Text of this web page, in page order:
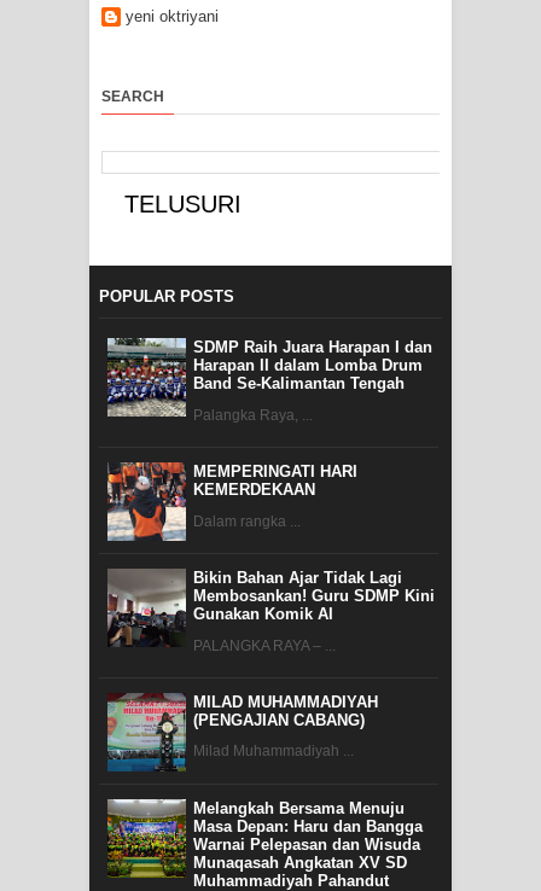
yeni oktriyani
SEARCH
POPULAR POSTS
SDMP Raih Juara Harapan I dan
Harapan II dalam Lomba Drum
Band Se-Kalimantan Tengah
Palangka Raya, ...
MEMPERINGATI HARI
KEMERDEKAAN
Dalam rangka ...
Bikin Bahan Ajar Tidak Lagi
Membosankan! Guru SDMP Kini
Gunakan Komik AI
PALANGKA RAYA – ...
MILAD MUHAMMADIYAH
(PENGAJIAN CABANG)
Milad Muhammadiyah ...
Melangkah Bersama Menuju
Masa Depan: Haru dan Bangga
Warnai Pelepasan dan Wisuda
Munaqasah Angkatan XV SD
Muhammadiyah Pahandut